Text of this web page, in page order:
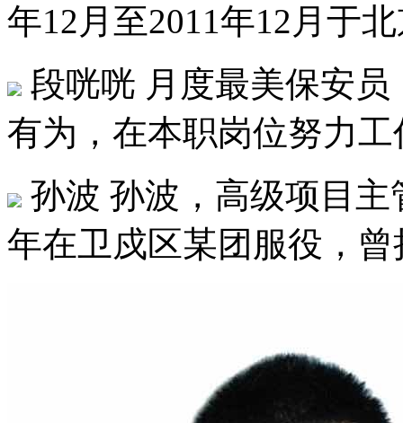
年12月至2011年12月于
段咣咣 月度最美保安
有为，在本职岗位努力工
孙波 孙波，高级项目主
年在卫戍区某团服役，曾